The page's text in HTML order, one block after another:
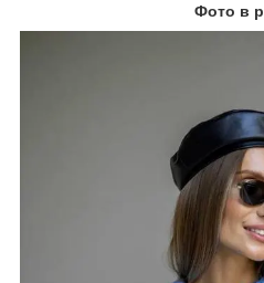
Фото в